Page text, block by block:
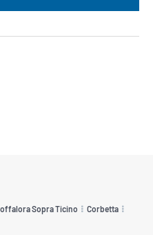
Sopra Ticino Corbetta